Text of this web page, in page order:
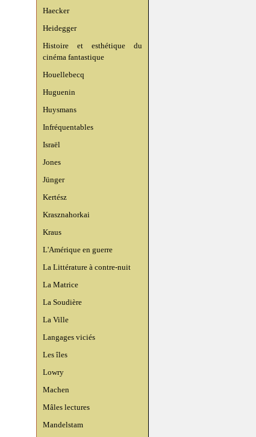
Haecker
Heidegger
Histoire et esthétique du
cinéma fantastique
Houellebecq
Huguenin
Huysmans
Infréquentables
Israël
Jones
Jünger
Kertész
Krasznahorkai
Kraus
L'Amérique en guerre
La Littérature à contre-nuit
La Matrice
La Soudière
La Ville
Langages viciés
Les îles
Lowry
Machen
Mâles lectures
Mandelstam